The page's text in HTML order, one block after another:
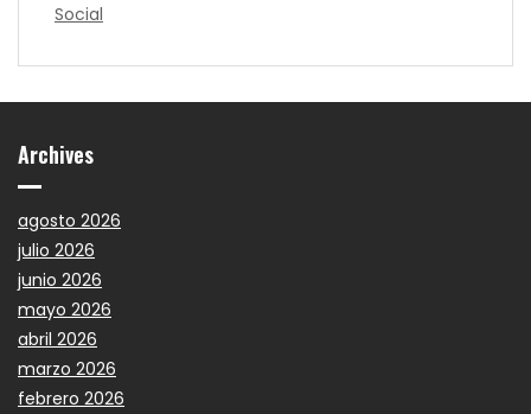
Social
Archives
agosto 2026
julio 2026
junio 2026
mayo 2026
abril 2026
marzo 2026
febrero 2026